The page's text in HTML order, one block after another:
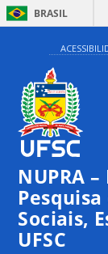
BRASIL
NUPRA
Sociais,
UFSC